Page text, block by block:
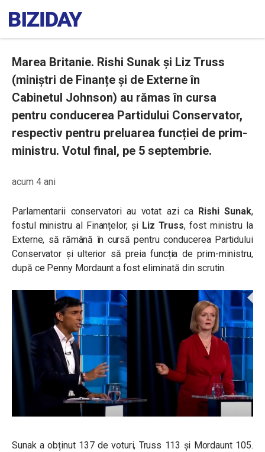
Marea Britanie. Rishi Sunak și Liz Truss
(miniștri de Finanțe și de Externe în
Cabinetul Johnson) au rămas în cursa
pentru conducerea Partidului Conservator,
respectiv pentru preluarea funcției de prim-
ministru. Votul final, pe 5 septembrie.
acum 4 ani
Parlamentarii conservatori au votat azi ca Rishi Sunak,
fostul ministru al Finanțelor, șiLiz Truss, fost ministru la
Externe, să rămână în cursă pentru conducerea Partidului
Conservator și ulterior să preia funcția de prim-ministru,
după ce Penny Mordaunt a fost eliminată din scrutin.
Sunak a obținut 137 de voturi, Truss 113 și Mordaunt 105.